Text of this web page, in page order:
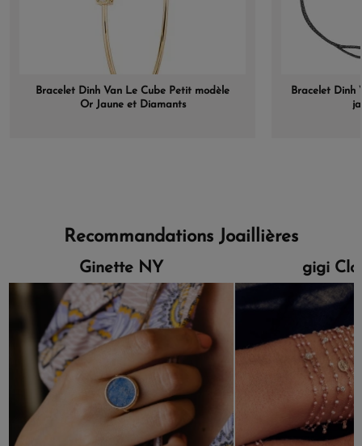
Bracelet Dinh Van Le Cube Petit modèle
Or Jaune et Diamants
Bracelet Dinh
Recommandations Joaillières
Ginette NY gigi